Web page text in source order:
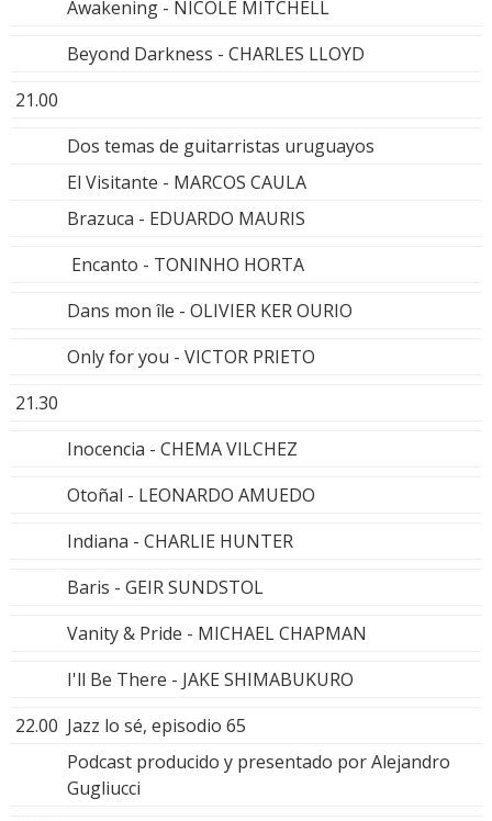
Awakening - NICOLE MITCHELL
Beyond Darkness - CHARLES LLOYD
21.00
Dos temas de guitarristas uruguayos
El Visitante - MARCOS CAULA
Brazuca - EDUARDO MAURIS
Encanto - TONINHO HORTA
Dans mon île - OLIVIER KER OURIO
Only for you - VICTOR PRIETO
21.30
Inocencia - CHEMA VILCHEZ
Otoñal - LEONARDO AMUEDO
Indiana - CHARLIE HUNTER
Baris - GEIR SUNDSTOL
Vanity & Pride - MICHAEL CHAPMAN
I'll Be There - JAKE SHIMABUKURO
22.00 Jazz lo sé, episodio 65
Podcast producido y presentado por Alejandro
Gugliucci